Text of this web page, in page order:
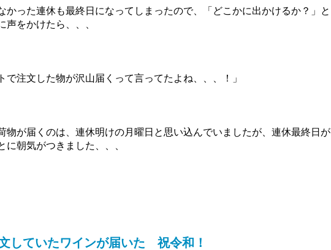
かった連休も最終日になってしまったので、「どこかに出かけるか？」と
声をかけたら、、、
で注文した物が沢山届くって言ってたよね、、、！」
物が届くのは、連休明けの月曜日と思い込んでいましたが、連休最終日が
に朝気がつきました、、、
していたワインが届いた 祝令和！